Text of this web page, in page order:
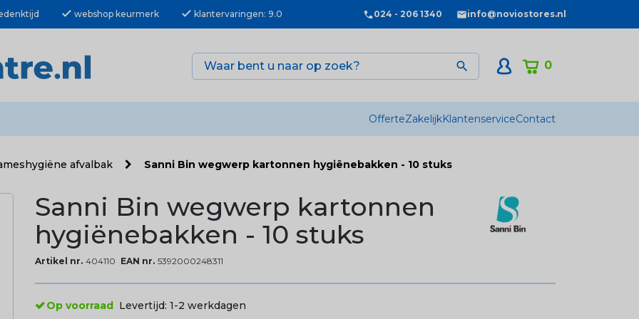
check webshop keurmerk check klantervaringen: 9.0 024 - 206 1340 info@noviostores.nl
0

OfferteZakelijkKlantenserviceContact
afvalbak Sanni Bin wegwerp kartonnen hygiënebakken - 10 stuks
Sanni Bin wegwerp kartonnen
hygiënebakken - 10 stuks
Artikel nr. 404110 EAN nr. 5392000248311
Op voorraad Levertijd: 1-2 werkdagen